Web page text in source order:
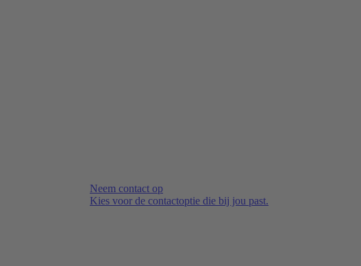
Neem contact op
Kies voor de contactoptie die bij jou past.